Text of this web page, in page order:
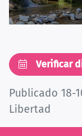
Verificar
Publicado 18-
Libertad